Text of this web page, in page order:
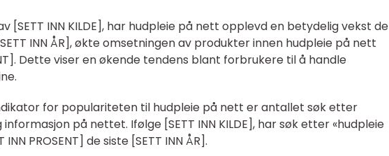
[SETT INN KILDE], har hudpleie på nett opplevd en betydelig vekst de
INN ÅR], økte omsetningen av produkter innen hudpleie på nett
Dette viser en økende tendens blant forbrukere til å handle
for populariteten til hudpleie på nett er antallet søk etter
på nettet. Ifølge [SETT INN KILDE], har søk etter «hudpleie
PROSENT] de siste [SETT INN ÅR].